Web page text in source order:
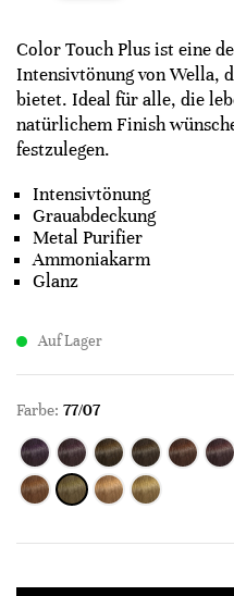
Color Touch Plus ist eine
Intensivtönung von Wella,
bietet. Ideal für alle, die
natürlichem Finish
festzulegen.
Intensivtönung
Grauabdeckung
Metal Purifier
Ammoniakarm
Glanz
Auf Lager
Farbe: 77/07